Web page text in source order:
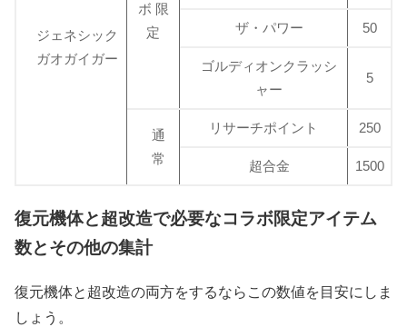
ジェネシック
ガオガイガー
ボ 限
定
ザ・パワー 50
ゴルディオンクラッシ
ャー
5
通
常
リサーチポイント 250
超合金 1500
復元機体と超改造で必要なコラボ限定アイテム
数とその他の集計
復元機体と超改造の両方をするならこの数値を目安にしま
しょう。